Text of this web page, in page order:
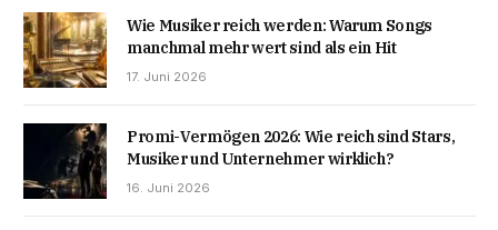
Wie Musiker reich werden: Warum Songs
manchmal mehr wert sind als ein Hit
17. Juni 2026
Promi-Vermögen 2026: Wie reich sind Stars,
Musiker und Unternehmer wirklich?
16. Juni 2026